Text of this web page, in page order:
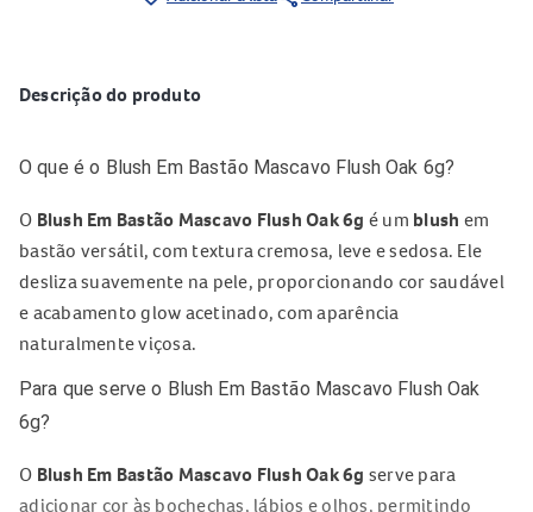
Descrição do produto
O que é o Blush Em Bastão Mascavo Flush Oak 6g?
O Blush Em Bastão Mascavo Flush Oak 6g é um blush em
bastão versátil, com textura cremosa, leve e sedosa. Ele
desliza suavemente na pele, proporcionando cor saudável
e acabamento glow acetinado, com aparência
naturalmente viçosa.
Para que serve o Blush Em Bastão Mascavo Flush Oak
6g?
O Blush Em Bastão Mascavo Flush Oak 6g serve para
adicionar cor às bochechas, lábios e olhos, permitindo